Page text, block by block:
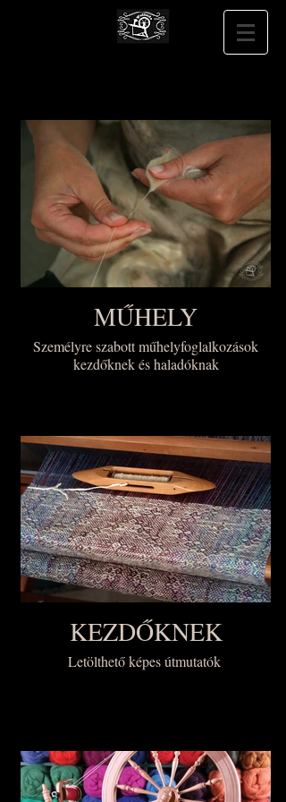
MŰHELY
Személyre szabott műhelyfoglalkozások
kezdőknek és haladóknak
KEZDŐKNEK
Letölthető képes útmutatók